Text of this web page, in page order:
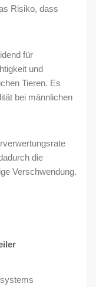
Risiko, dass
für
und
Tieren. Es
bei männlichen
die
Verschwendung.